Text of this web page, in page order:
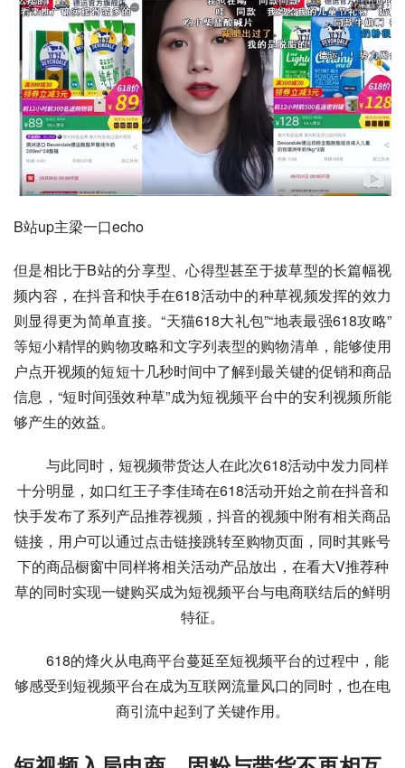
B站up主梁一口echo
但是相比于B站的分享型、心得型甚至于拔草型的长篇幅视
频内容，在抖音和快手在618活动中的种草视频发挥的效力
则显得更为简单直接。“天猫618大礼包”“地表最强618攻略”
等短小精悍的购物攻略和文字列表型的购物清单，能够使用
户点开视频的短短十几秒时间中了解到最关键的促销和商品
信息，“短时间强效种草”成为短视频平台中的安利视频所能
够产生的效益。
与此同时，短视频带货达人在此次618活动中发力同样
十分明显，如口红王子李佳琦在618活动开始之前在抖音和
快手发布了系列产品推荐视频，抖音的视频中附有相关商品
链接，用户可以通过点击链接跳转至购物页面，同时其账号
下的商品橱窗中同样将相关活动产品放出，在看大V推荐种
草的同时实现一键购买成为短视频平台与电商联结后的鲜明
特征。
618的烽火从电商平台蔓延至短视频平台的过程中，能
够感受到短视频平台在成为互联网流量风口的同时，也在电
商引流中起到了关键作用。